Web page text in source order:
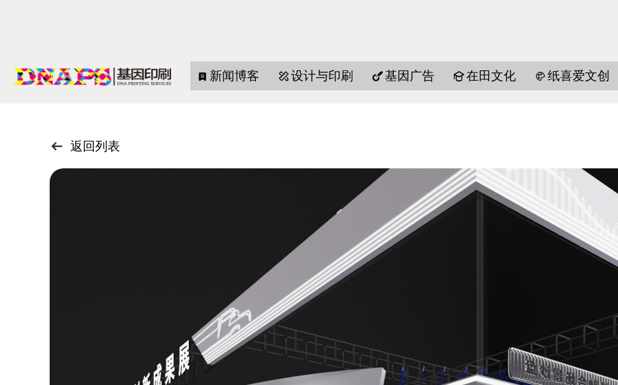
新闻博客 设计与印刷 基因广告 在田文化 纸喜爱文创
返回列表